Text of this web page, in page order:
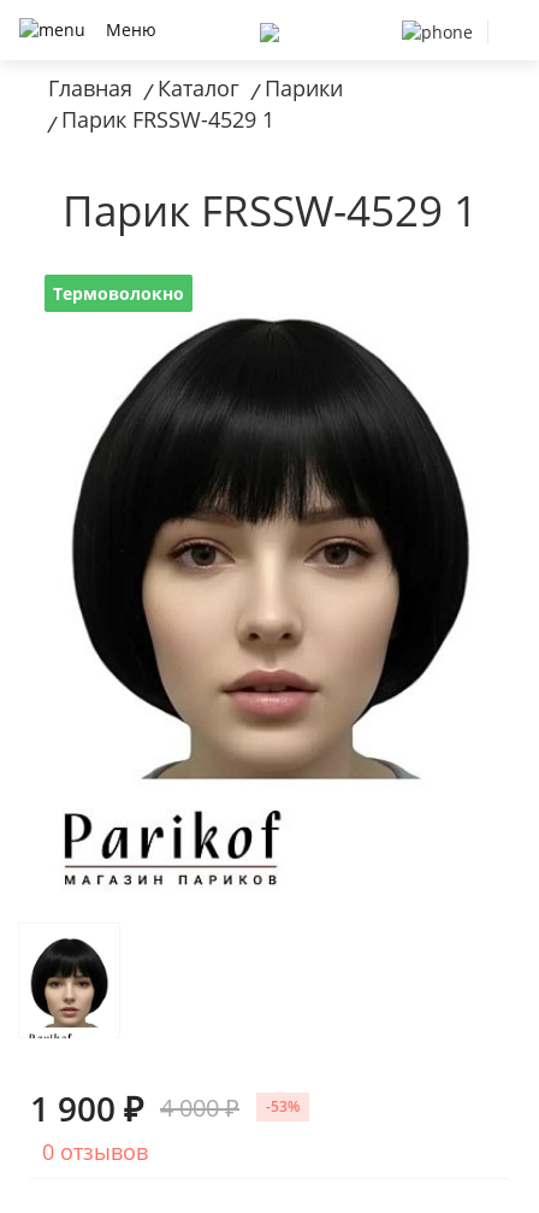
Меню
Главная / Каталог / Парики
/ Парик FRSSW-4529 1
Парик FRSSW-4529 1
Термоволокно
1 900 ₽ 4 000 ₽ -53%
0 отзывов